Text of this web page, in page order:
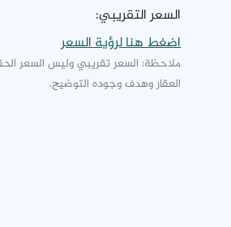
السعر التقريبي:
اضغط هنا لرؤية السعر
ملاحظة: السعر تقريبي وليس السعر
العقار وهدف وجوده التوضيح.